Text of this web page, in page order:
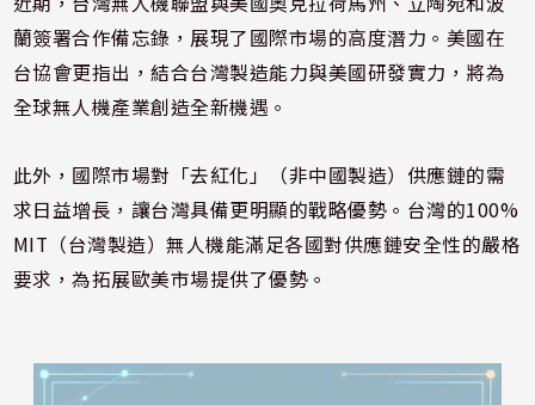
蘭簽署合作備忘錄，展現了國際市場的高度潛力。美國在
台協會更指出，結合台灣製造能力與美國研發實力，將為
全球無人機產業創造全新機遇。
此外，國際市場對「去紅化」（非中國製造）供應鏈的需
求日益增長，讓台灣具備更明顯的戰略優勢。台灣的100%
MIT（台灣製造）無人機能滿足各國對供應鏈安全性的嚴格
要求，為拓展歐美市場提供了優勢。